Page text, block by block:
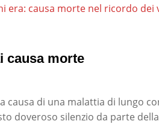
era: causa morte nel ricordo dei
causa morte
causa di una malattia di lungo
doveroso silenzio da parte